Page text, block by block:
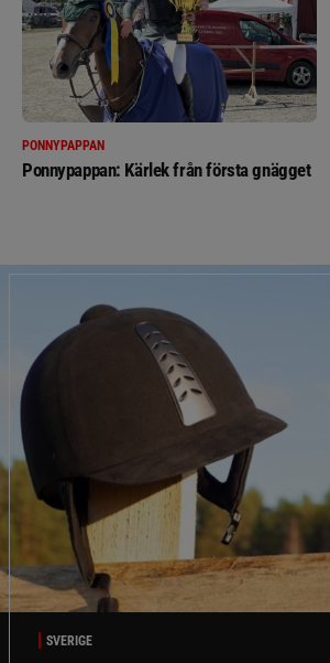
PONNYPAPPAN
Ponnypappan: Kärlek från första gnägget
SVERIGE